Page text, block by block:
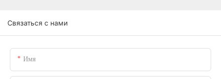
Связаться с нами
Имя